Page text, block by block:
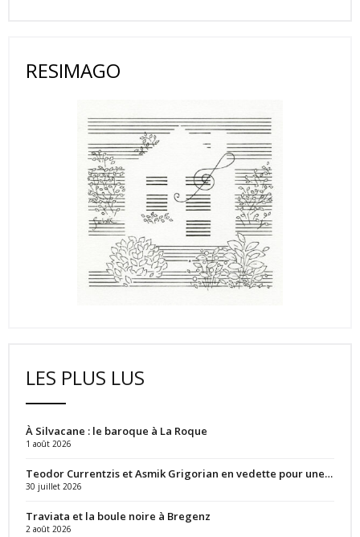
RESIMAGO
LES PLUS LUS
À Silvacane : le baroque à La Roque
1 août 2026
Teodor Currentzis et Asmik Grigorian en vedette pour une…
30 juillet 2026
Traviata et la boule noire à Bregenz
2 août 2026